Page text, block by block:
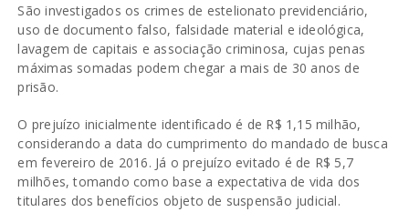
São investigados os crimes de estelionato previdenciário,
uso de documento falso, falsidade material e ideológica,
lavagem de capitais e associação criminosa, cujas penas
máximas somadas podem chegar a mais de 30 anos de
prisão.
O prejuízo inicialmente identificado é de R$ 1,15 milhão,
considerando a data do cumprimento do mandado de busca
em fevereiro de 2016. Já o prejuízo evitado é de R$ 5,7
milhões, tomando como base a expectativa de vida dos
titulares dos benefícios objeto de suspensão judicial.